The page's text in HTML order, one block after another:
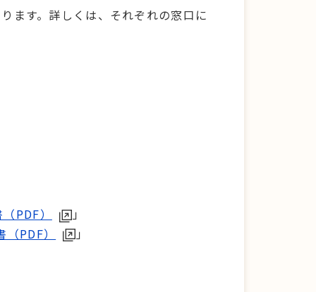
ます。詳しくは、それぞれの窓口に
PDF）
」
PDF）
」